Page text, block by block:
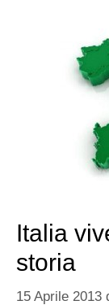
Italia
storia
15 Aprile 2013